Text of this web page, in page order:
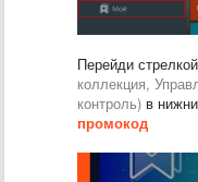
Перейди
коллекция,
контроль) в
промокод